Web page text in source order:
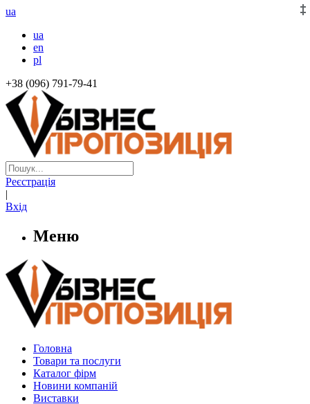
ua
ua
en
pl
+38 (096) 791-79-41
Реєстрація
|
Вхід
Меню
Головна
Товари та послуги
Каталог фірм
Новини компаній
Виставки